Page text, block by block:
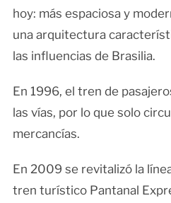
hoy: más espaciosa y
una arquitectura
las influencias de Brasilia.
En 1996, el tren de
las vías, por lo que solo
mercancías.
En 2009 se revitalizó la
tren turístico Pantanal